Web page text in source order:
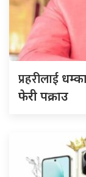
प्रहरीलाई
फेरी पक्राउ